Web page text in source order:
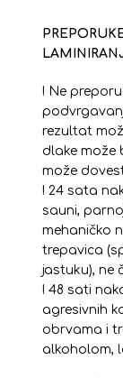
! Ne
rezultat
dlake može
može
! 24 sata
sauni,
mehaničko
trepavica
jastuku), ne
! 48 sati
agresivnih
obrvama i
alkoholom,